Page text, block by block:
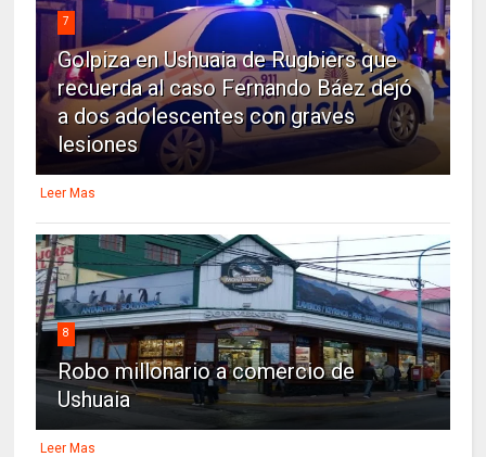
7
Golpiza en Ushuaia de Rugbiers que
recuerda al caso Fernando Báez dejó
a dos adolescentes con graves
lesiones
Leer Mas
8
Robo millonario a comercio de
Ushuaia
Leer Mas